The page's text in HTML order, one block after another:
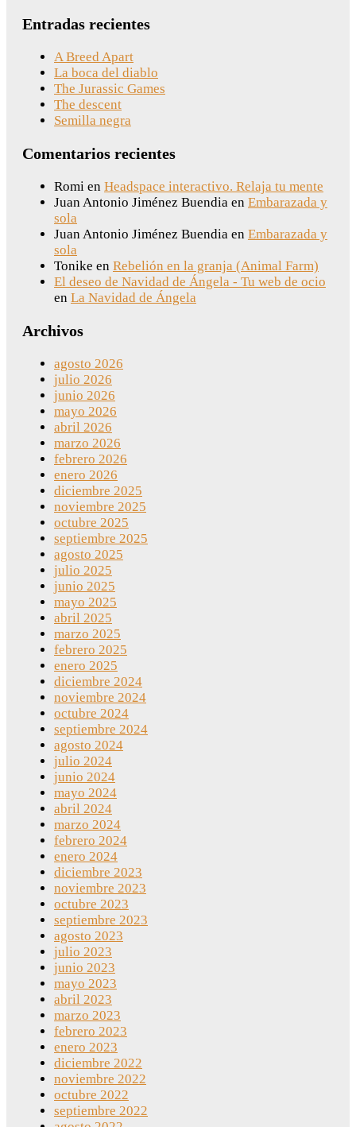
Entradas recientes
A Breed Apart
La boca del diablo
The Jurassic Games
The descent
Semilla negra
Comentarios recientes
Romi en Headspace interactivo. Relaja tu mente
Juan Antonio Jiménez Buendia en Embarazada y
sola
Juan Antonio Jiménez Buendia en Embarazada y
sola
Tonike en Rebelión en la granja (Animal Farm)
El deseo de Navidad de Ángela - Tu web de ocio
en La Navidad de Ángela
Archivos
agosto 2026
julio 2026
junio 2026
mayo 2026
abril 2026
marzo 2026
febrero 2026
enero 2026
diciembre 2025
noviembre 2025
octubre 2025
septiembre 2025
agosto 2025
julio 2025
junio 2025
mayo 2025
abril 2025
marzo 2025
febrero 2025
enero 2025
diciembre 2024
noviembre 2024
octubre 2024
septiembre 2024
agosto 2024
julio 2024
junio 2024
mayo 2024
abril 2024
marzo 2024
febrero 2024
enero 2024
diciembre 2023
noviembre 2023
octubre 2023
septiembre 2023
agosto 2023
julio 2023
junio 2023
mayo 2023
abril 2023
marzo 2023
febrero 2023
enero 2023
diciembre 2022
noviembre 2022
octubre 2022
septiembre 2022